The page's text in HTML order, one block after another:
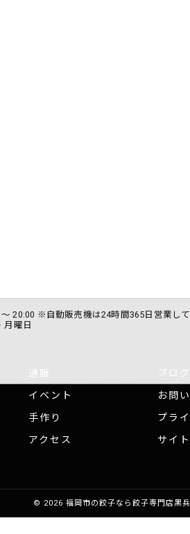
〜 20:00 ※自動販売機は24時間365日営業して
月曜日
通販
イベント
手作り
アクセス
ブログ
お問
プラ
サイ
© 2026 福岡市の餃子なら餃子専門店黒